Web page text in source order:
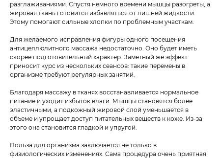
разглаживаниями. Спустя немного времени мышцы разогреты, а
жировая ткань готовится избавляться от лишней жидкости.
Этому помогают сильные хлопки по проблемным участкам.
Для желаемого исправления фигуры одного посещения
антицеллюлитного массажа недостаточно. Оно будет иметь
скорее подготовительный характер. Заметный же эффект
приносит курс из нескольких сеансов: такие перемены в
организме требуют регулярных занятий.
Благодаря массажу в тканях восстанавливается нормальное
питание и уходит избыток влаги. Мышцы становятся более
эластичными, а подкожный жировой слой уменьшается в
объеме и упрощает доступ питательных веществ к коже. Из-за
этого она становится гладкой и упругой.
Польза для организма заключается не только в
физиологических изменениях. Сама процедура очень приятная